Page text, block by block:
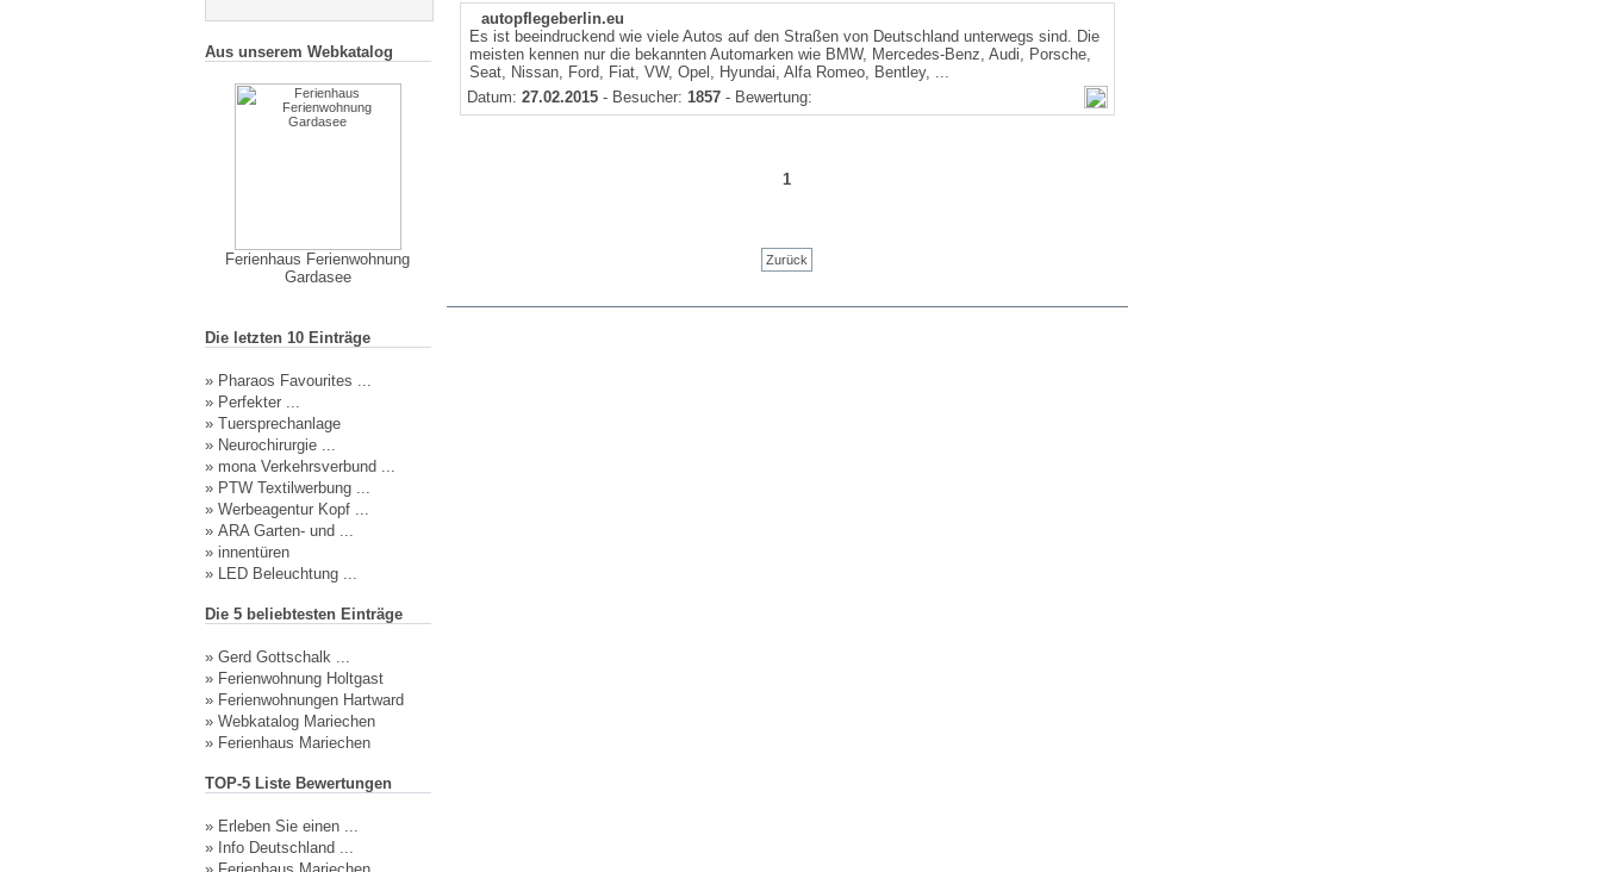
Aus unserem Webkatalog
Ferienhaus Ferienwohnung
Gardasee
Die letzten 10 Einträge
» Pharaos Favourites ...
» Perfekter ...
» Tuersprechanlage
» Neurochirurgie ...
» mona Verkehrsverbund ...
» PTW Textilwerbung ...
» Werbeagentur Kopf ...
» ARA Garten- und ...
» innentüren
» LED Beleuchtung ...
Die 5 beliebtesten Einträge
» Gerd Gottschalk ...
» Ferienwohnung Holtgast
» Ferienwohnungen Hartward
» Webkatalog Mariechen
» Ferienhaus Mariechen
TOP-5 Liste Bewertungen
» Erleben Sie einen ...
»
Info Deutschland ...
autopflegeberlin.eu
Es ist beeindruckend wie viele Autos auf den Straßen von Deutschland unterwegs sind. Die
meisten kennen nur die bekannten Automarken wie BMW, Mercedes-Benz, Audi, Porsche,
Seat, Nissan, Ford, Fiat, VW, Opel, Hyundai, Alfa Romeo, Bentley, ...
Datum: 27.02.2015- Besucher: 1857- Bewertung:
1
Zurück